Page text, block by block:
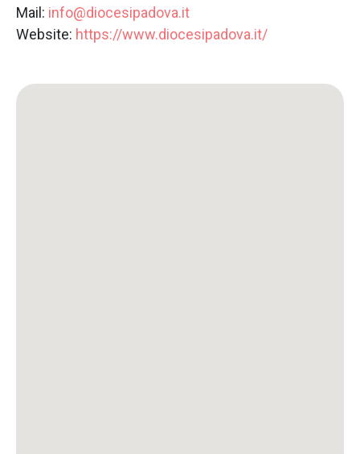
Mail: info@diocesipadova.it
Website: https://www.diocesipadova.it/